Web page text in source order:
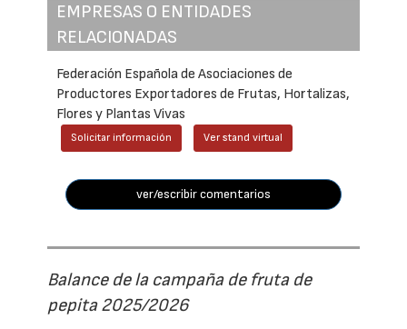
EMPRESAS O ENTIDADES
RELACIONADAS
Federación Española de Asociaciones de
Productores Exportadores de Frutas, Hortalizas,
Flores y Plantas Vivas
Solicitar información Ver stand virtual
ver/escribir comentarios
Balance de la campaña de fruta de
pepita 2025/2026